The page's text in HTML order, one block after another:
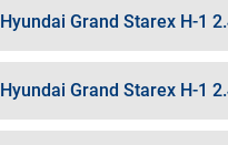
Hyundai Grand Starex H-1
Hyundai Grand Starex H-1